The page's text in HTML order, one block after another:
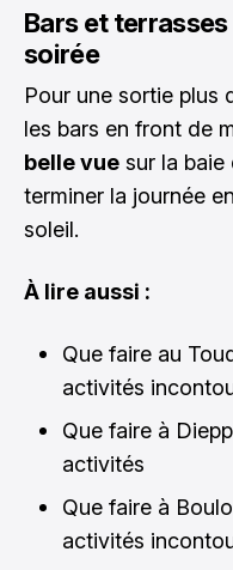
Bars et
soirée
Pour une sortie plus
les bars en front de
belle vue sur la
terminer la journée
soleil.
À lire aussi :
Que faire au
activités
Que faire à
activités
Que faire à
activités